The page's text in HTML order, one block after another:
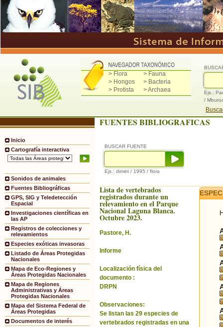
> Flora
> Fauna
> Hongos
> Bacteria
> Protista
> Archaea
Ejs.:
/
Inicio
Cartografía interactiva
Sonidos de animales
Fuentes Bibliográficas
GPS, SIG y Teledetección
Espacial
Investigaciones científicas en
las AP
Registros de colecciones y
relevamientos
Especies exóticas invasoras
Listado de Áreas Protegidas
Nacionales
Mapa de Eco-Regiones y
Áreas Protegidas Nacionales
Mapa de Regiones
Administrativas y Áreas
Protegidas Nacionales
Mapa del Sistema Federal de
Áreas Protegidas
Documentos de interés
FUENTES BIBLIOGRAFICAS
BUSCAR FUENTE
Ejs.: dimitri / 1995 / flora
Lista de vertebrados
registrados durante un
relevamiento en el Parque
Nacional Laguna Blanca.
Octubre 2023.
Pastore, H.
Informe
Localización física del
documento :
DRPN
Observaciones:
Se listan las 29 especies de
vertebrados registradas en una